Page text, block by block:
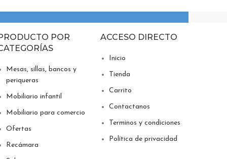
POR
Mesas, sillas, bancos y
periqueras
Mobiliario infantil
Mobiliario para comercio
Ofertas
Recámara
ACCESO DIRECTO
Inicio
Tienda
Carrito
Contactanos
Terminos y condiciones
Política de privacidad